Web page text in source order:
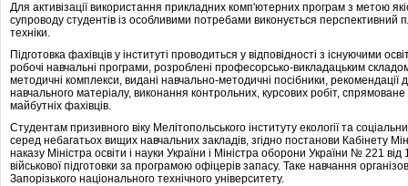
Для активізації використання прикладних комп'ютерних програм з метою
супроводу студентів із особливими потребами виконується
техніки.
Підготовка фахівців у інституті проводиться у відповідності з існуючими
робочі навчальні програми, розроблені професорсько-викладацьким
методичні комплекси, видані навчально-методичні посібники, рекомендації
навчального матеріалу, виконання контрольних, курсових робіт, спрямоване
майбутніх фахівців.
Студентам призивного віку Мелітопольського інституту екології та
серед небагатьох вищих навчальних закладів, згідно постанови Кабінету
наказу Міністра освіти і науки України і Міністра оборони України № 221
військової підготовки за програмою офіцерів запасу. Таке навчання
Запорізького національного технічного університету.